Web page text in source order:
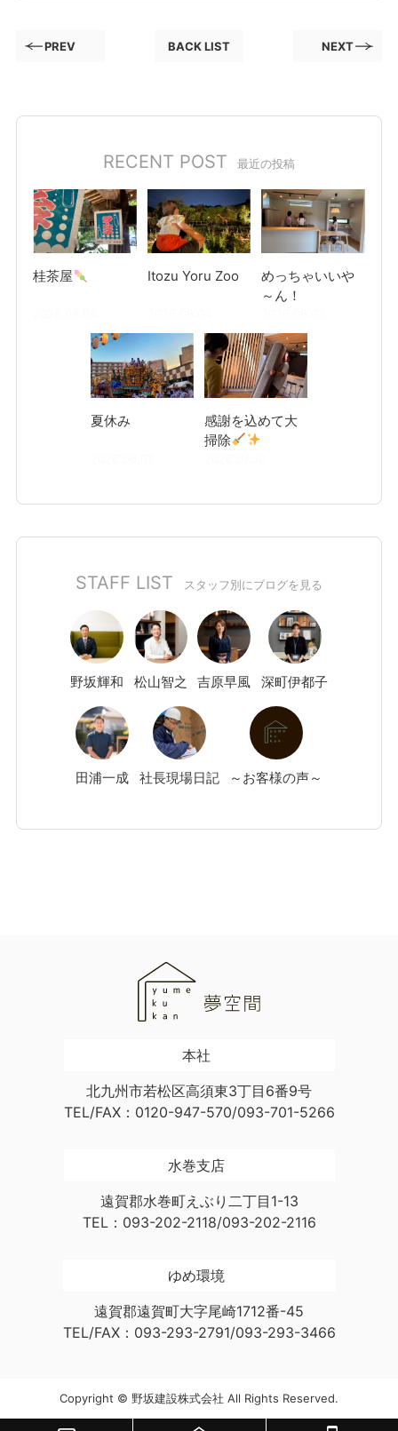
PREV BACK LIST NEXT
RECENT POST 最近の投稿
桂茶屋 Itozu Yoru Zoo
めっちゃいいや
～ん！
夏休み
感謝を込めて大
掃除
STAFF LIST スタッフ別にブログを見る
野坂輝和 松山智之 吉原早風 深町伊都子
田浦一成 社長現場日記 ～お客様の声～
本社
北九州市若松区高須東3丁目6番9号
TEL/FAX：0120-947-570/093-701-5266
水巻支店
遠賀郡水巻町えぶり二丁目1-13
TEL：093-202-2118/093-202-2116
ゆめ環境
遠賀郡遠賀町大字尾崎1712番-45
TEL/FAX：093-293-2791/093-293-3466
Copyright © 野坂建設株式会社 All Rights Reserved.